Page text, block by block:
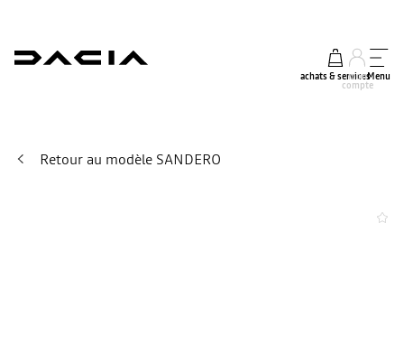
achats & services
mon
compte
Menu
Retour au modèle SANDERO